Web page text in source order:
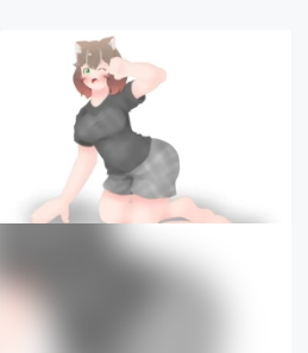
アート・写真
テクノロジー・ガジェット
映像・映画
ビジネス・起業